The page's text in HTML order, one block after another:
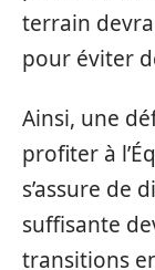
terrain
pour éviter
Ainsi, une
profiter à
s’assure de
suffisante
transitions